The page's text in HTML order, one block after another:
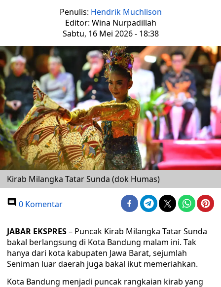
Penulis: Hendrik Muchlison
Editor: Wina Nurpadillah
Sabtu, 16 Mei 2026 - 18:38
Kirab Milangka Tatar Sunda (dok Humas)
0 Komentar
JABAR EKSPRES– Puncak Kirab Milangka Tatar Sunda
bakal berlangsung di Kota Bandung malam ini. Tak
hanya dari kota kabupaten Jawa Barat, sejumlah
Seniman luar daerah juga bakal ikut memeriahkan.
Kota Bandung menjadi puncak rangkaian kirab yang